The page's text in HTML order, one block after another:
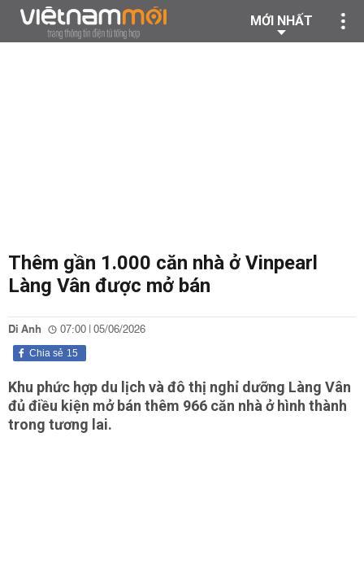
MỚI NHẤT
Thêm gần 1.000 căn nhà ở Vinpearl
Làng Vân được mở bán
Di Anh 07:00 | 05/06/2026
15
Chia sẻ
Khu phức hợp du lịch và đô thị nghỉ dưỡng Làng Vân
đủ điều kiện mở bán thêm 966 căn nhà ở hình thành
trong tương lai.